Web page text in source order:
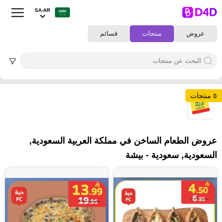
عروض منتجات قسائم
SA-AR
٥ منتجات ٥
عروض الطعام الساخن في مملكة العربية السعودية,
السعودية, سعودية - بيشة